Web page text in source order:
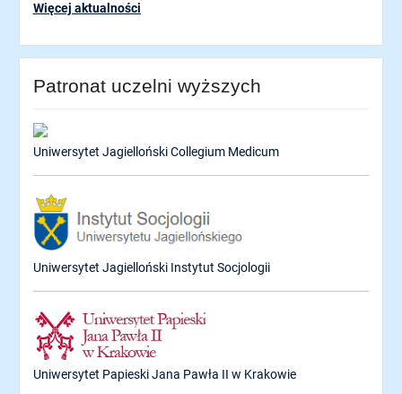
Więcej aktualności
Patronat uczelni wyższych
Uniwersytet Jagielloński Collegium Medicum
Uniwersytet Jagielloński Instytut Socjologii
Uniwersytet Papieski Jana Pawła II w Krakowie